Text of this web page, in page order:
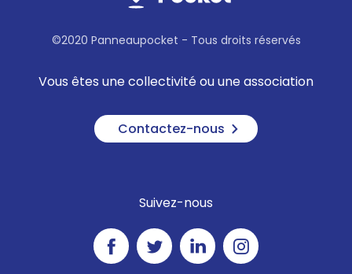
©2020 Panneaupocket - Tous droits réservés
Vous êtes une collectivité ou une association
Contactez-nous
Suivez-nous